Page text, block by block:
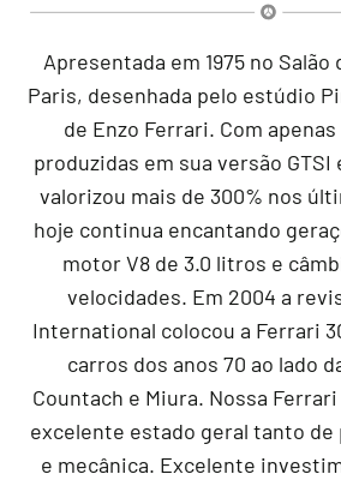
Apresentada em 1975 no
Paris, desenhada pelo estúdio
de Enzo Ferrari. Com apenas
produzidas em sua versão
valorizou mais de 300% nos
hoje continua encantando
motor V8 de 3.0 litros e
velocidades. Em 2004 a
International colocou a Ferrari
carros dos anos 70 ao lado
Countach e Miura. Nossa
excelente estado geral tanto
e mecânica. Excelente